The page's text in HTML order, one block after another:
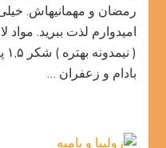
رمضان و مهمانیهاش.
بادام و زعفران …